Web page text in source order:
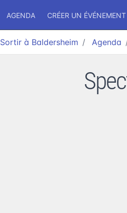
AGENDA CRÉER UN ÉVÉNEMENT
Sortir à Baldersheim Agenda